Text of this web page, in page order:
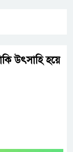
উৎসা‌হি হ‌য়ে